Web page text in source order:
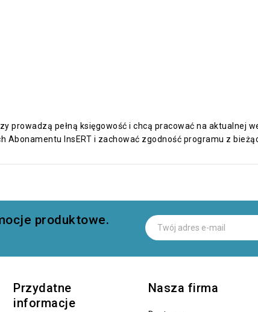
pełną księgowość i chcą pracować na aktualnej
InsERT i zachować zgodność programu z
produktowe.
Przydatne
informacje
Nasza firma